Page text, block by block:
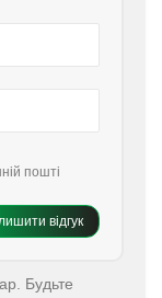
пошті
відгук
Будьте